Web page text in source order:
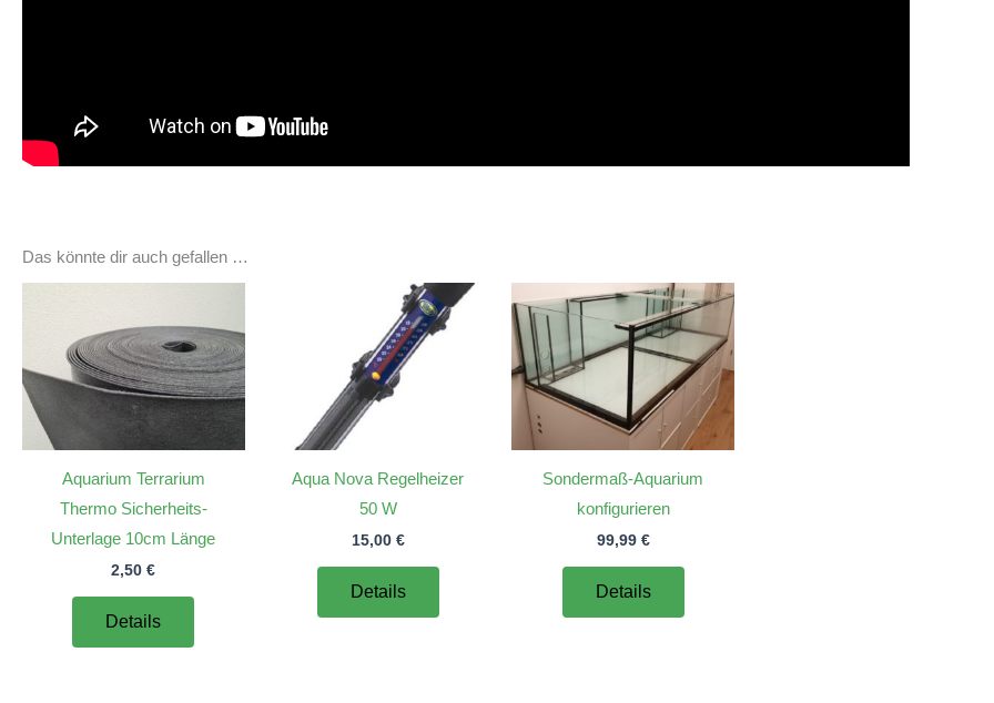
Das könnte dir auch gefallen …
Aquarium Terrarium
Thermo Sicherheits-
Unterlage 10cm Länge
2,50€
Details
Aqua Nova Regelheizer
50 W
15,00 €
Details
Sondermaß-Aquarium
konfigurieren
99,99 €
Details